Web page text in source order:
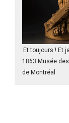
Et toujours ! Et
1863 Musée des Beaux-Arts
de Montréal